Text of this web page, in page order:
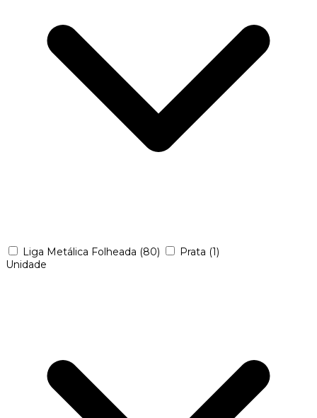
Liga Metálica Folheada (80) Prata (1)
Unidade